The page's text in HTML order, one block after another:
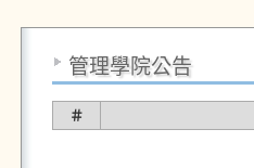
管理學院公告
＃